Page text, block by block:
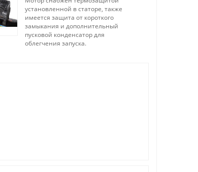
установленной в статоре, также
имеется защита от короткого
замыкания и дополнительный
пусковой конденсатор для
облегчения запуска.